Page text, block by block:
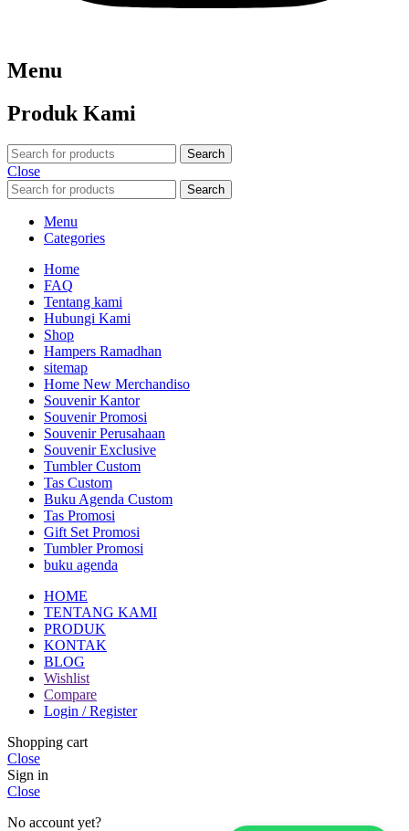
Menu
Produk Kami
Search
Close
Search
Menu
Categories
Home
FAQ
Tentang kami
Hubungi Kami
Shop
Hampers Ramadhan
sitemap
Home New Merchandiso
Souvenir Kantor
Souvenir Promosi
Souvenir Perusahaan
Souvenir Exclusive
Tumbler Custom
Tas Custom
Buku Agenda Custom
Tas Promosi
Gift Set Promosi
Tumbler Promosi
buku agenda
HOME
TENTANG KAMI
PRODUK
KONTAK
BLOG
Wishlist
Compare
Login / Register
Shopping cart
Close
Sign in
Close
No account yet?